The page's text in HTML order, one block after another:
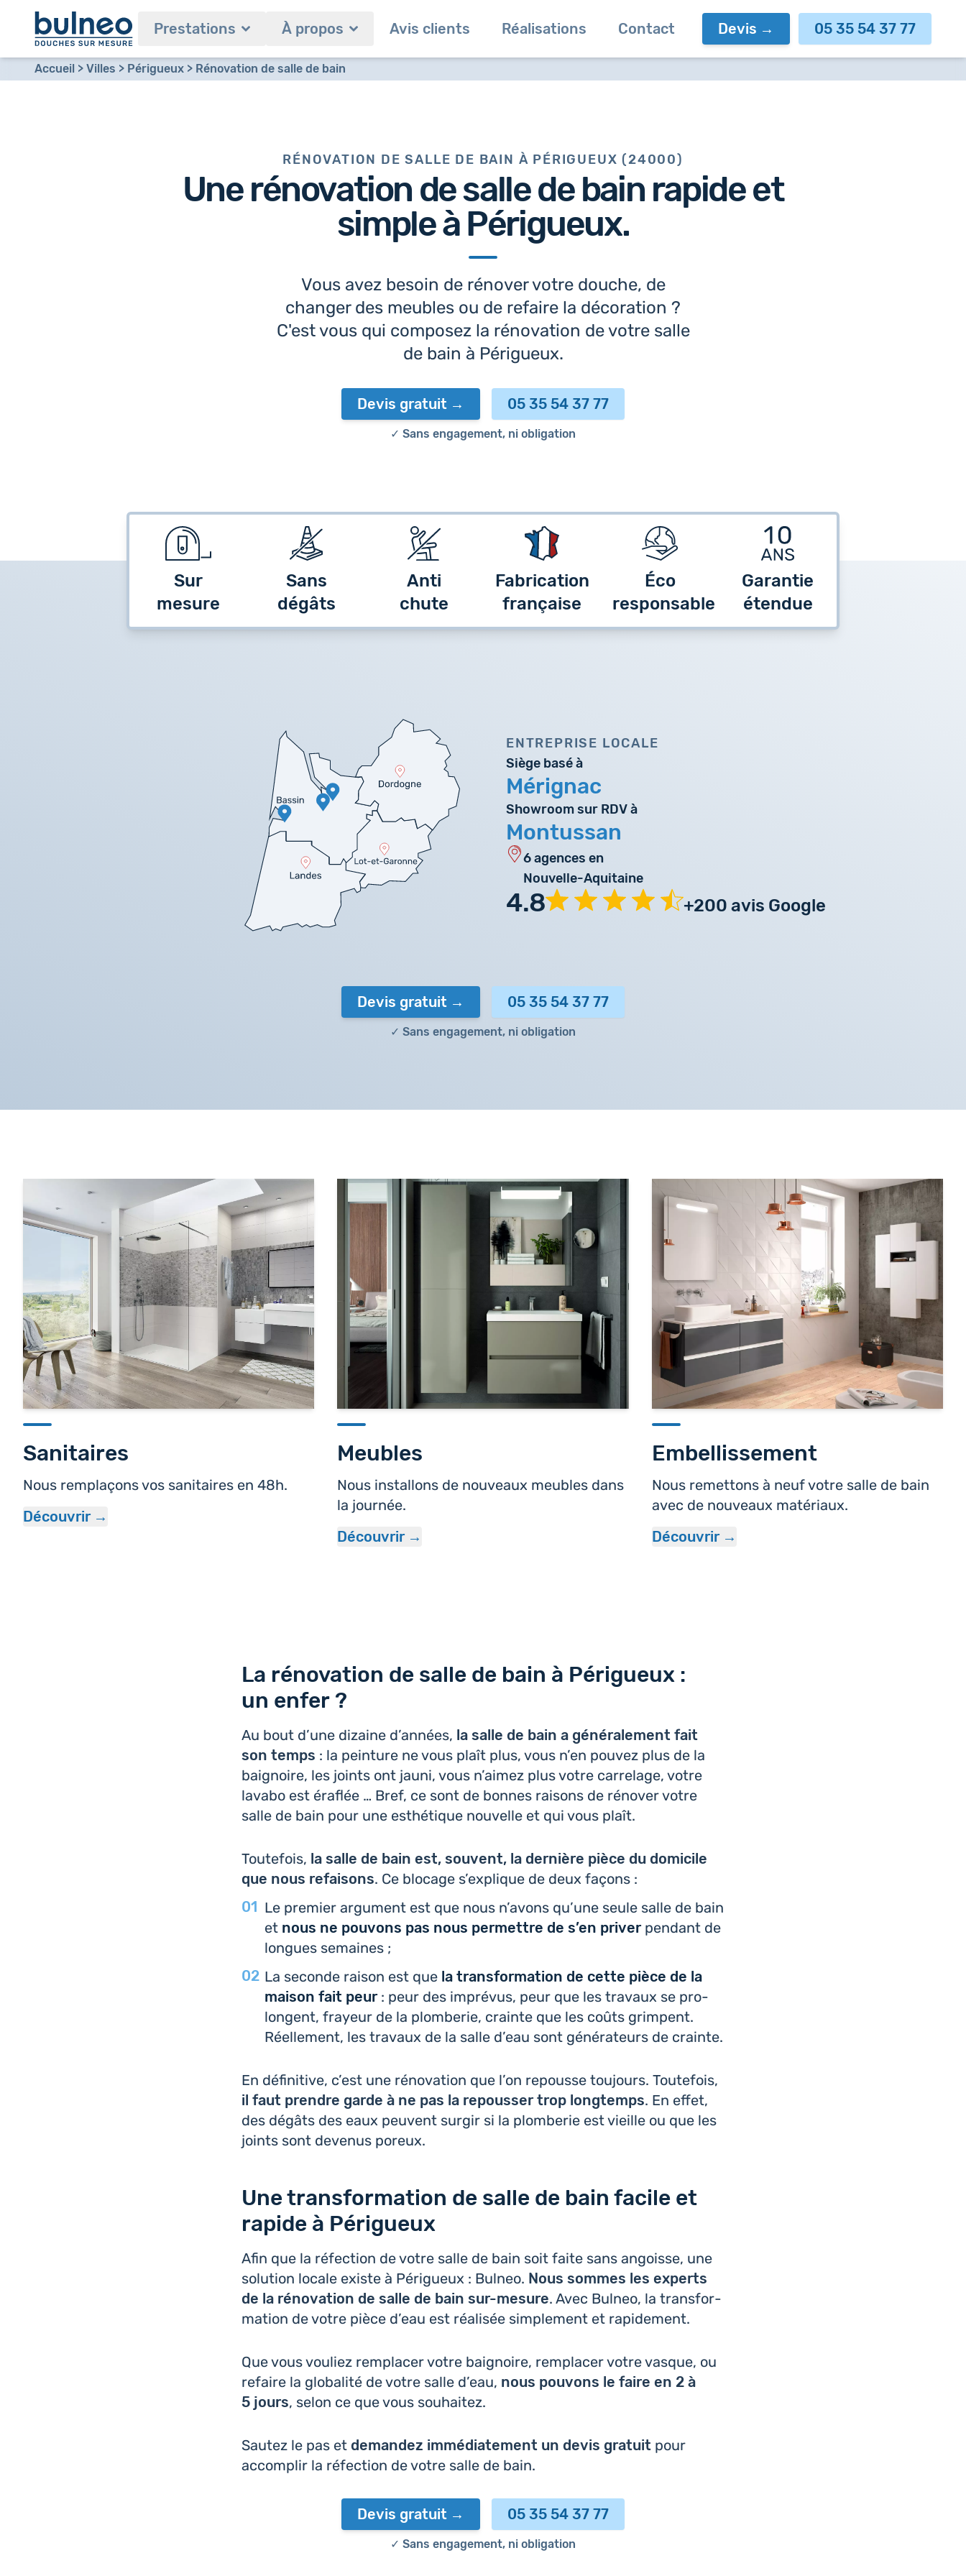
Prestations À propos Avis clients Réalisations Contact Devis 05 35 54 37 77
Accueil Villes Périgueux Rénovation de salle de bain
RÉNOVATION DE SALLE DE BAIN À PÉRIGUEUX (24000)
Unerénovation de salle de bain rapide et
simple à Périgueux.
Vous avez besoin de rénover votre douche, de
changer des meubles ou de refaire la décoration ?
C'est vous qui composez la rénovation de votre salle
de bain à Périgueux.
Devis gratuit 05 35 54 37 77
✓ Sans engagement, ni obligation
Sur
mesure
Sans
dégâts
Anti
chute
Fabrication
française
Éco
responsable
Garantie
étendue
ENTREPRISE LOCALE
Siège basé à
Mérignac
Showroom sur RDV à
Montussan
6 agences en
Nouvelle-Aquitaine
4.8 +200 avis Google
Devis gratuit 05 35 54 37 77
✓ Sans engagement, ni obligation
Sanitaires
Nous remplaçons vos sanitaires en 48h.
Découvrir
Meubles
Nous installons de nouveaux meubles dans
la journée.
Découvrir
Embellissement
Nous remettons à neuf votre salle de bain
avec de nouveaux matériaux.
Découvrir
La rénovation de salle de bain à Périgueux :
un enfer ?
Au bout d’une dizaine d’an­nées, la salle de bain a géné­ra­le­ment fait
son temps : la pein­ture ne vous plaît plus, vous n’en pouvez plus de la
bai­gnoire, les joints ont jauni, vous n’aimez plus votre car­re­lage, votre
lavabo est éraflée … Bref, ce sont de bonnes raisons de rénover votre
salle de bain pour une esthé­tique nou­velle et qui vous plaît.
Tou­te­fois, la salle de bain est, souvent, la der­nière pièce du domi­cile
que nous refai­sons. Ce blocage s’ex­plique de deux façons :
Le premier argu­ment est que nous n’avons qu’une seule salle de bain
et nous ne pouvons pas nous per­mettre de s’en priverpendant de
longues semaines ;
La seconde raison est que la trans­for­ma­tion de cette pièce de la
maison fait peur: peur des impré­vus, peur que les travaux se pro­
longent, frayeur de la plom­be­rie, crainte que les coûts grimpent.
Réel­le­ment, les travaux de la salle d’eau sont géné­ra­teurs de crainte.
En défi­ni­tive, c’est une réno­va­tion que l’on repousse tou­jours. Tou­te­fois,
il faut prendre garde à ne pas la repous­ser trop long­temps. En effet,
des dégâts des eaux peuvent surgir si la plom­be­rie est vieille ou que les
joints sont devenus poreux.
Une transformation de salle de bain facile et
rapide à Périgueux
Afin que la réfec­tion de votre salle de bain soit faite sans angoisse, une
solu­tion locale existe à Péri­gueux : Bulneo. Nous sommes les experts
de la réno­va­tion de salle de bain sur-mesure. Avec Bulneo, la trans­for­
ma­tion de votre pièce d’eau est réa­li­sée sim­ple­ment et rapidement.
Que vous vouliez rem­pla­cer votre bai­gnoire, rem­pla­cer votre vasque, ou
refaire la glo­ba­li­té de votre salle d’eau, nous pouvons le faire en 2 à
5 jours, selon ce que vous souhaitez.
Sautez le pas et deman­dez immé­dia­te­ment un devis gratuit pour
accom­plir la réfec­tion de votre salle de bain.
Devis gratuit 05 35 54 37 77
✓ Sans engagement, ni obligation